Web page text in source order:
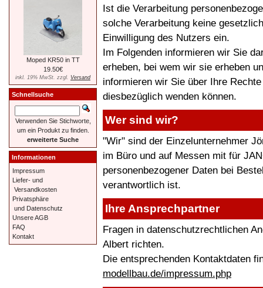
Ist die Verarbeitung
solche Verarbeitung keine
Einwilligung des Nutzers ein.
Im Folgenden informieren wir Sie
erheben, bei wem wir sie erheben
informieren wir Sie über Ihre
diesbezüglich wenden können.
Wer sind wir?
"Wir" sind der Einzelunternehmer
im Büro und auf Messen mit für
personenbezogener Daten bei
verantwortlich ist.
Ihre Ansprechpartner
Fragen in datenschutzrechtlichen
Albert richten.
Die entsprechenden Kontaktdaten
modellbau.de/impressum.php
Moped KR50 in TT
19.50€
inkl. 19% MwSt. zzgl. Versand
Schnellsuche
Verwenden Sie Stichworte,
um ein Produkt zu finden.
erweiterte Suche
Informationen
Impressum
Liefer- und
Versandkosten
Privatsphäre
und Datenschutz
Unsere AGB
FAQ
Kontakt